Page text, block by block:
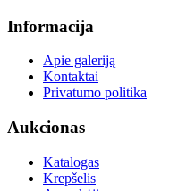
Informacija
Apie galeriją
Kontaktai
Privatumo politika
Aukcionas
Katalogas
Krepšelis